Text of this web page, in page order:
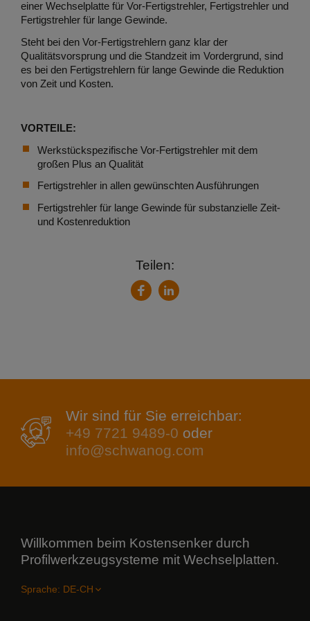
einer Wechselplatte für Vor-Fertigstrehler, Fertigstrehler und
Fertigstrehler für lange Gewinde.
Steht bei den Vor-Fertigstrehlern ganz klar der
Qualitätsvorsprung und die Standzeit im Vordergrund, sind
es bei den Fertigstrehlern für lange Gewinde die Reduktion
von Zeit und Kosten.
VORTEILE:
Werkstückspezifische Vor-Fertigstrehler mit dem
großen Plus an Qualität
Fertigstrehler in allen gewünschten Ausführungen
Fertigstrehler für lange Gewinde für substanzielle Zeit-
und Kostenreduktion
Teilen:
FacebookLinkedIn
Wir sind für Sie erreichbar:
+49 7721 9489-0 oder
info@schwanog.com
Willkommen beim Kostensenker durch
Profilwerkzeugsysteme mit Wechselplatten.
Sprache: